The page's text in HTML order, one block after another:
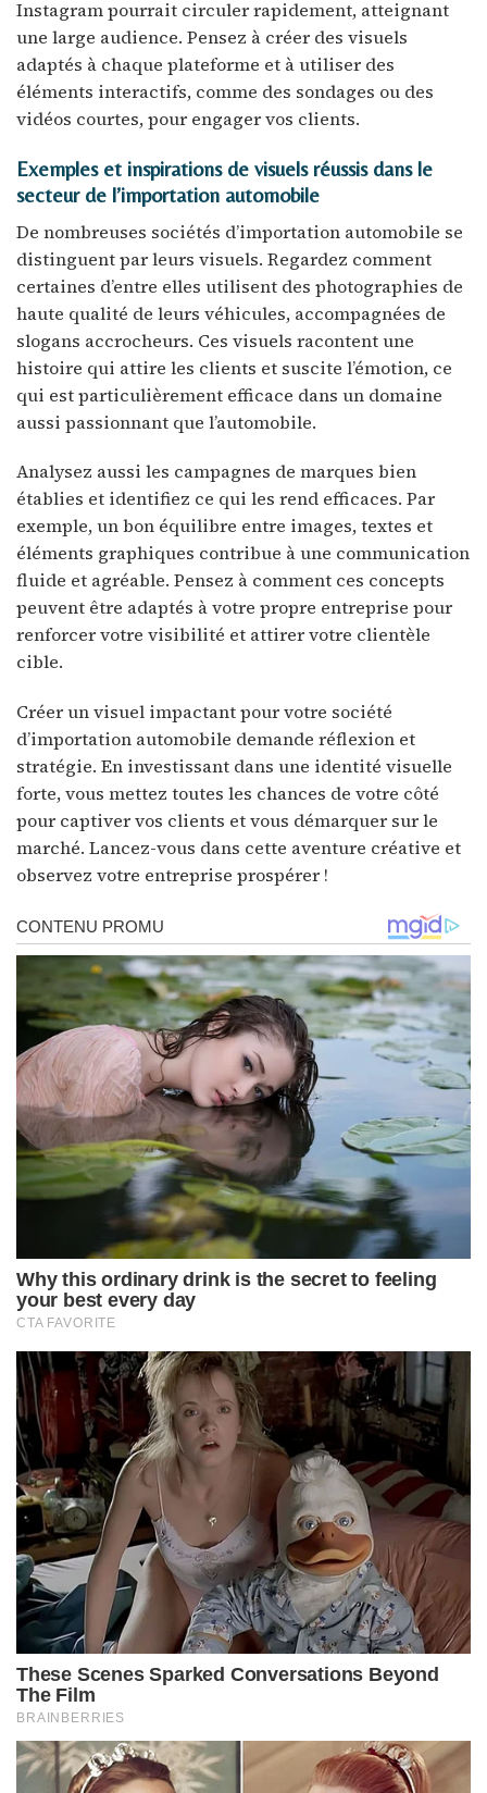
Instagram pourrait circuler rapidement, atteignant
une large audience. Pensez à créer des visuels
adaptés à chaque plateforme et à utiliser des
éléments interactifs, comme des sondages ou des
vidéos courtes, pour engager vos clients.
Exemples et inspirations de visuels réussis dans le
secteur de l’importation automobile
De nombreuses sociétés d’importation automobile se
distinguent par leurs visuels. Regardez comment
certaines d’entre elles utilisent des photographies de
haute qualité de leurs véhicules, accompagnées de
slogans accrocheurs. Ces visuels racontent une
histoire qui attire les clients et suscite l’émotion, ce
qui est particulièrement efficace dans un domaine
aussi passionnant que l’automobile.
Analysez aussi les campagnes de marques bien
établies et identifiez ce qui les rend efficaces. Par
exemple, un bon équilibre entre images, textes et
éléments graphiques contribue à une communication
fluide et agréable. Pensez à comment ces concepts
peuvent être adaptés à votre propre entreprise pour
renforcer votre visibilité et attirer votre clientèle
cible.
Créer un visuel impactant pour votre société
d’importation automobile demande réflexion et
stratégie. En investissant dans une identité visuelle
forte, vous mettez toutes les chances de votre côté
pour captiver vos clients et vous démarquer sur le
marché. Lancez-vous dans cette aventure créative et
observez votre entreprise prospérer !